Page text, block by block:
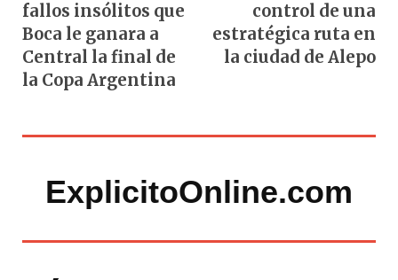
fallos insólitos que
Boca le ganara a
Central la final de
la Copa Argentina
control de una
estratégica ruta en
la ciudad de Alepo
ExplicitoOnline.com